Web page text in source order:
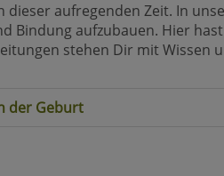
aufregenden Zeit. In
Bindung aufzubauen. Hier
stehen Dir mit Wissen
der Geburt